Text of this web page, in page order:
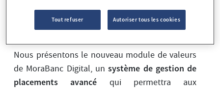
Nous présentons le nouveau module de valeurs
de MoraBanc Digital, unsystème de gestion de
placements avancé qui permettra aux
Tout refuser Autoriser tous les cookies